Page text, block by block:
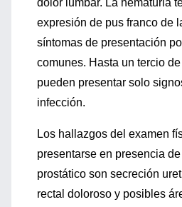
dolor lumbar. La hematuria
expresión de pus franco de
síntomas de presentación
comunes. Hasta un tercio
pueden presentar solo
infección.
Los hallazgos del examen
presentarse en presencia
prostático son secreción
rectal doloroso y posibles